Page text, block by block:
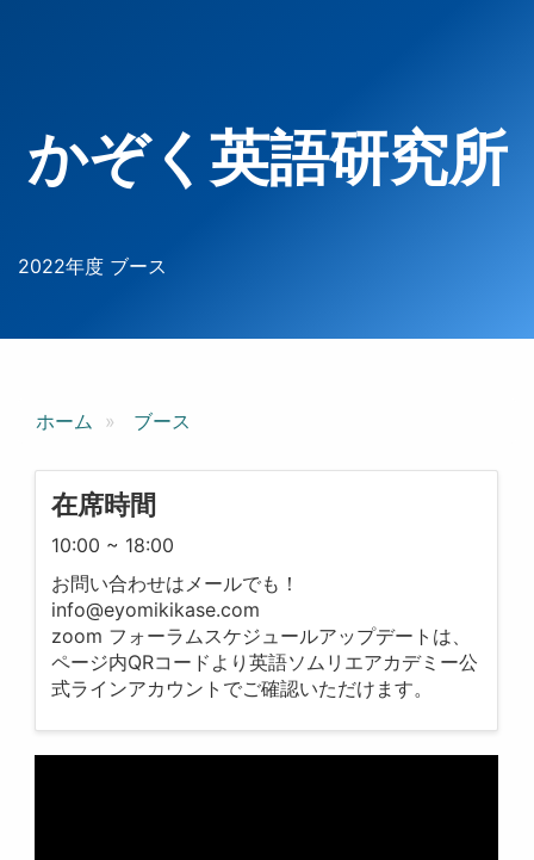
かぞく英語研究所
2022年度 ブース
ホーム ブース
在席時間
10:00 ~ 18:00
お問い合わせはメールでも！
info@eyomikikase.com
zoom フォーラムスケジュールアップデートは、
ページ内QRコードより英語ソムリエアカデミー公
式ラインアカウントでご確認いただけます。